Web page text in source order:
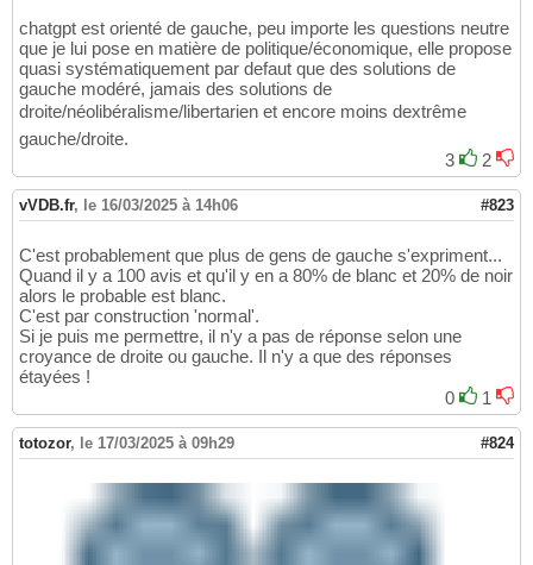
chatgpt est orienté de gauche, peu importe les questions neutre
que je lui pose en matière de politique/économique, elle propose
quasi systématiquement par defaut que des solutions de
gauche modéré, jamais des solutions de
droite/néolibéralisme/libertarien et encore moins dextrême
gauche/droite.
3
2
vVDB.fr, le 16/03/2025 à 14h06 #823
C'est probablement que plus de gens de gauche s'expriment...
Quand il y a 100 avis et qu'il y en a 80% de blanc et 20% de noir
alors le probable est blanc.
C'est par construction 'normal'.
Si je puis me permettre, il n'y a pas de réponse selon une
croyance de droite ou gauche. Il n'y a que des réponses
étayées !
0
1
totozor, le 17/03/2025 à 09h29 #824